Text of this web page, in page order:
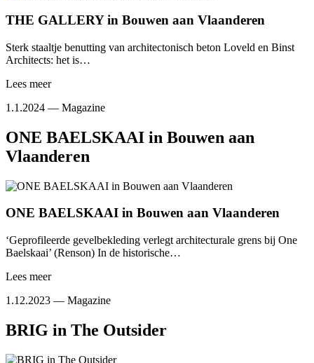
THE GALLERY in Bouwen aan Vlaanderen
Sterk staaltje benutting van architectonisch beton Loveld en Binst
Architects: het is…
Lees meer
1.1.2024 — Magazine
ONE BAELSKAAI in Bouwen aan
Vlaanderen
ONE BAELSKAAI in Bouwen aan Vlaanderen
‘Geprofileerde gevelbekleding verlegt architecturale grens bij One
Baelskaai’ (Renson) In de historische…
Lees meer
1.12.2023 — Magazine
BRIG in The Outsider